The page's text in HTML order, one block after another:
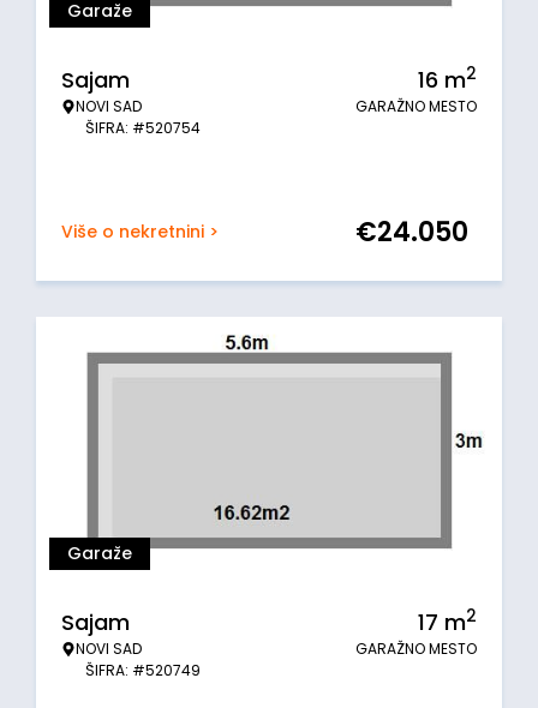
Garaže
Sajam
NOVI SAD
ŠIFRA: #520754
16 m2
GARAŽNO MESTO
Više o nekretnini > €24.050
Garaže
Sajam
NOVI SAD
ŠIFRA: #520749
17 m2
GARAŽNO MESTO